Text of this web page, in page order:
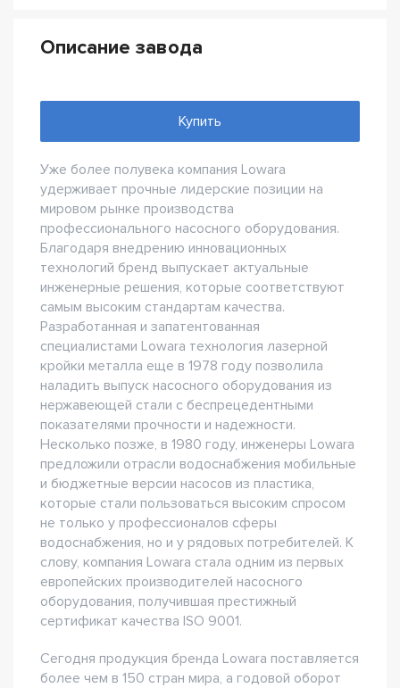
Описание завода
Купить
Уже более полувека компания Lowara
удерживает прочные лидерские позиции на
мировом рынке производства
профессионального насосного оборудования.
Благодаря внедрению инновационных
технологий бренд выпускает актуальные
инженерные решения, которые соответствуют
самым высоким стандартам качества.
Разработанная и запатентованная
специалистами Lowara технология лазерной
кройки металла еще в 1978 году позволила
наладить выпуск насосного оборудования из
нержавеющей стали с беспрецедентными
показателями прочности и надежности.
Несколько позже, в 1980 году, инженеры Lowara
предложили отрасли водоснабжения мобильные
и бюджетные версии насосов из пластика,
которые стали пользоваться высоким спросом
не только у профессионалов сферы
водоснабжения, но и у рядовых потребителей. К
слову, компания Lowara стала одним из первых
европейских производителей насосного
оборудования, получившая престижный
сертификат качества ISO 9001.
Сегодня продукция бренда Lowara поставляется
более чем в 150 стран мира, а годовой оборот